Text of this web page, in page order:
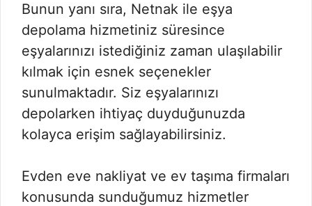
Bunun yanı sıra, Netnak ile eşya
depolama hizmetiniz süresince
eşyalarınızı istediğiniz zaman ulaşılabilir
kılmak için esnek seçenekler
sunulmaktadır. Siz eşyalarınızı
depolarken ihtiyaç duyduğunuzda
kolayca erişim sağlayabilirsiniz.
Evden eve nakliyat ve ev taşıma firmaları
konusunda sunduğumuz hizmetler